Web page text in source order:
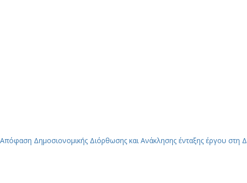
Απόφαση Δημοσιονομικής Διόρθωσης και Ανάκλησης ένταξης έργου στη